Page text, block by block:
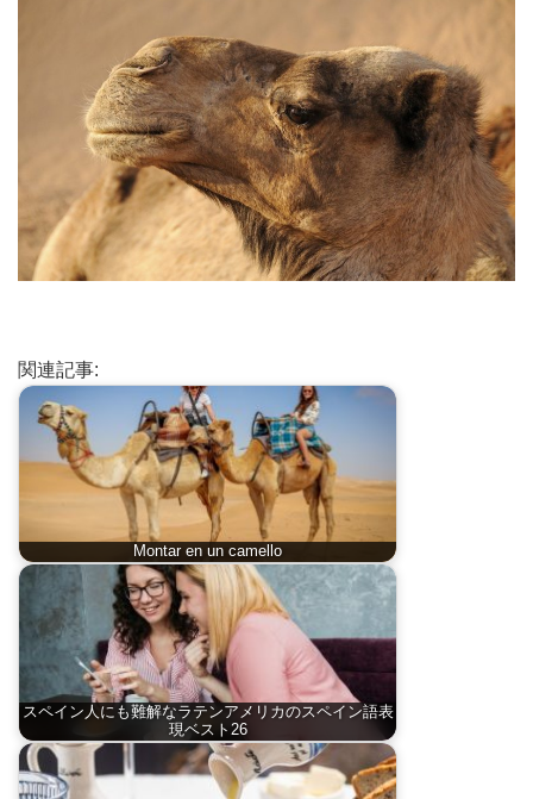
関連記事:
Montar en un camello
スペイン人にも難解なラテンアメリカのスペイン語表
現ベスト26